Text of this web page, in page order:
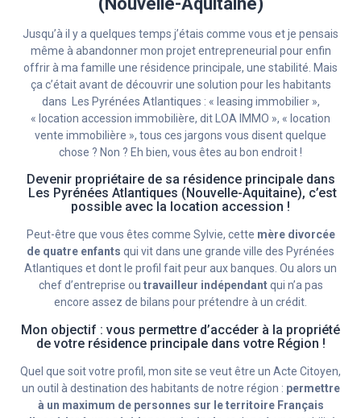
Jusqu’à il y a quelques temps j’étais comme vous et je pensais
même à abandonner mon projet entrepreneurial pour enfin
offrir à ma famille une résidence principale, une stabilité. Mais
ça c’était avant de découvrir une solution pour les habitants
dans Les Pyrénées Atlantiques : « leasing immobilier »,
« location accession immobilière, dit LOA IMMO », « location
vente immobilière », tous ces jargons vous disent quelque
chose ? Non ? Eh bien, vous êtes au bon endroit !
Devenir propriétaire de sa résidence principale dans
Les Pyrénées Atlantiques (Nouvelle-Aquitaine), c’est
possible avec la location accession !
Peut-être que vous êtes comme Sylvie, cette mère divorcée
de quatre enfants qui vit dans une grande ville des Pyrénées
Atlantiques et dont le profil fait peur aux banques. Ou alors un
chef d’entreprise ou travailleur indépendantqui n’a pas
encore assez de bilans pour prétendre à un crédit.
Mon objectif : vous permettre d’accéder à la propriété
de votre résidence principale dans votre Région !
Quel que soit votre profil, mon site se veut être un Acte Citoyen,
un outil à destination des habitants de notre région : permettre
à un maximum de personnes sur le territoire Français